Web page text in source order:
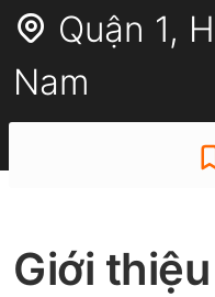
Quận 1,
Nam
Giới